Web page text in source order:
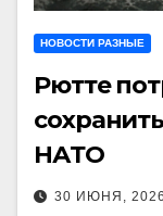
НОВОСТИ РАЗНЫЕ
Рютте
НАТО
30 ИЮНЯ, 2026